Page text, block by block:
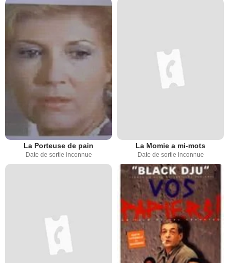
La Porteuse de pain
Date de sortie inconnue
La Momie a mi-mots
Date de sortie inconnue